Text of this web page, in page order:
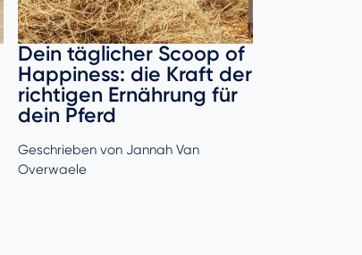
Dein täglicher Scoop of
Happiness: die Kraft der
richtigen Ernährung für
dein Pferd
Geschrieben von Jannah Van
Overwaele